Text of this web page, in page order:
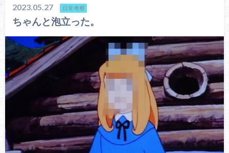
2023.05.27 日常考察
ちゃんと泡立った。